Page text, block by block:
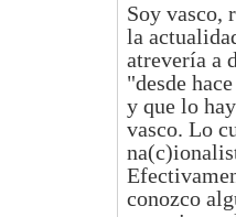
Soy vasco,
la
atrevería a
"desde
y que lo
vasco. Lo
conozco